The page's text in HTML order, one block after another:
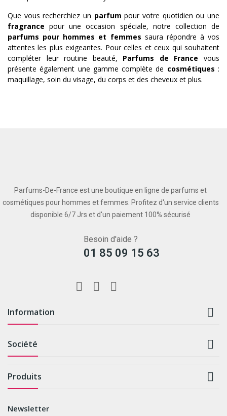
Que vous recherchiez un parfum pour votre quotidien ou une
fragrance pour une occasion spéciale, notre collection de
parfums pour hommes et femmes saura répondre à vos
attentes les plus exigeantes. Pour celles et ceux qui souhaitent
compléter leur routine beauté, Parfums de France vous
présente également une gamme complète de cosmétiques :
maquillage, soin du visage, du corps et des cheveux et plus.
Parfums-De-France est une boutique en ligne de parfums et
cosmétiques pour hommes et femmes. Profitez d'un service clients
disponible 6/7 Jrs et d'un paiement 100% sécurisé
Besoin d'aide ?
01 85 09 15 63
Information 
Société 
Produits 
Newsletter